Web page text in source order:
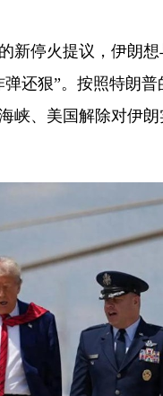
新停火提议，伊朗
还狠”。按照特朗
峡、美国解除对伊